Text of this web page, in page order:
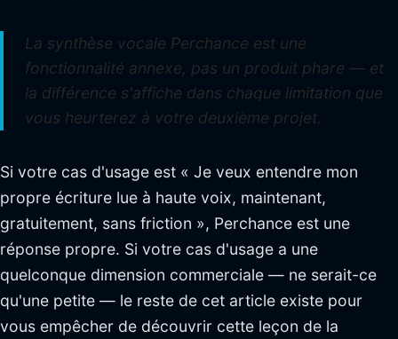
La synthèse vocale Perchance est une
fonctionnalité annexe, pas un produit phare — et
la différence s'affiche dans chaque limitation que
vous heurterez à votre deuxième projet.
Si votre cas d'usage est « Je veux entendre mon
propre écriture lue à haute voix, maintenant,
gratuitement, sans friction », Perchance est une
réponse propre. Si votre cas d'usage a une
quelconque dimension commerciale — ne serait-ce
qu'une petite — le reste de cet article existe pour
vous empêcher de découvrir cette leçon de la